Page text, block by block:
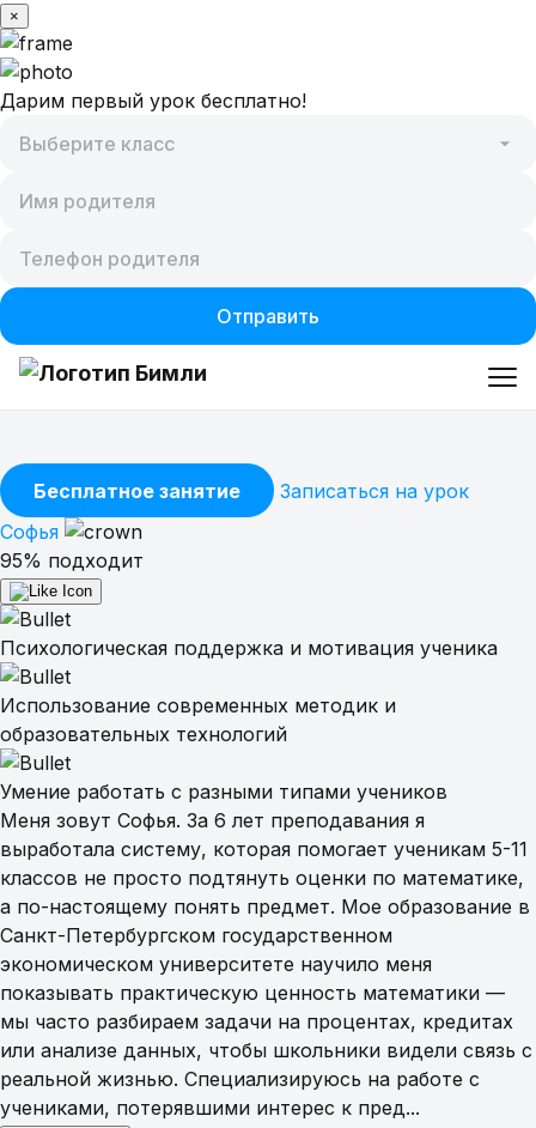
×
Дарим первый урок бесплатно!
Отправить
Репетиторы
Как это работает
Цены
FAQ
Пробное занятие
-100%
Бесплатное занятие
Записаться на урок
Софья
95% подходит
Психологическая поддержка и мотивация ученика
Использование современных методик и
образовательных технологий
Умение работать с разными типами учеников
Меня зовут Софья. За 6 лет преподавания я
выработала систему, которая помогает ученикам 5-11
классов не просто подтянуть оценки по математике,
а по-настоящему понять предмет. Мое образование в
Санкт-Петербургском государственном
экономическом университете научило меня
показывать практическую ценность математики —
мы часто разбираем задачи на процентах, кредитах
или анализе данных, чтобы школьники видели связь с
реальной жизнью. Специализируюсь на работе с
учениками, потерявшими интерес к пред...